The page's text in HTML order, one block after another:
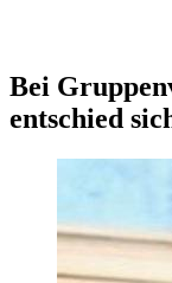
Bei
entschied